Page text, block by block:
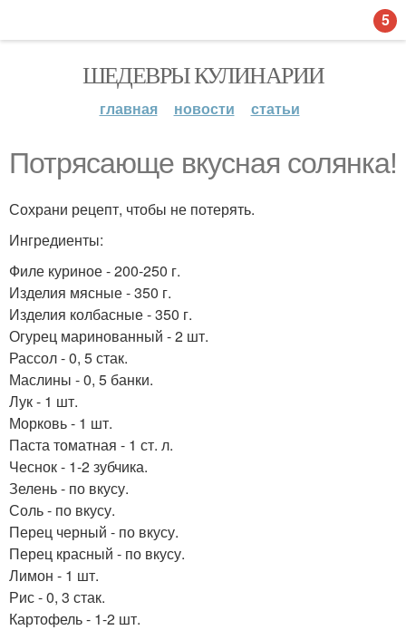
ШЕДЕВРЫ КУЛИНАРИИ
главная новости статьи
Потрясающе вкусная солянка!
Сохрани рецепт, чтобы не потерять.
Ингредиенты:
Филе куриное - 200-250 г.
Изделия мясные - 350 г.
Изделия колбасные - 350 г.
Огурец маринованный - 2 шт.
Рассол - 0, 5 стак.
Маслины - 0, 5 банки.
Лук - 1 шт.
Морковь - 1 шт.
Паста томатная - 1 ст. л.
Чеснок - 1-2 зубчика.
Зелень - по вкусу.
Соль - по вкусу.
Перец черный - по вкусу.
Перец красный - по вкусу.
Лимон - 1 шт.
Рис - 0, 3 стак.
Картофель - 1-2 шт.
5